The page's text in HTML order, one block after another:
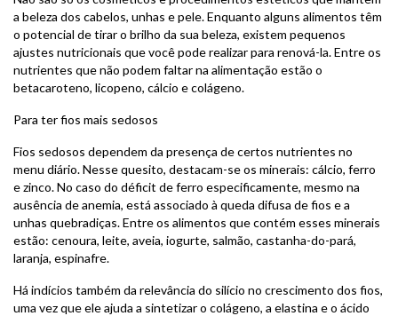
a beleza dos cabelos, unhas e pele. Enquanto alguns alimentos têm
o potencial de tirar o brilho da sua beleza, existem pequenos
ajustes nutricionais que você pode realizar para renová-la. Entre os
nutrientes que não podem faltar na alimentação estão o
betacaroteno, licopeno, cálcio e colágeno.
Para ter fios mais sedosos
Fios sedosos dependem da presença de certos nutrientes no
menu diário. Nesse quesito, destacam-se os minerais: cálcio, ferro
e zinco. No caso do déficit de ferro especificamente, mesmo na
ausência de anemia, está associado à queda difusa de fios e a
unhas quebradiças. Entre os alimentos que contém esses minerais
estão: cenoura, leite, aveia, iogurte, salmão, castanha-do-pará,
laranja, espinafre.
Há indícios também da relevância do silício no crescimento dos fios,
uma vez que ele ajuda a sintetizar o colágeno, a elastina e o ácido